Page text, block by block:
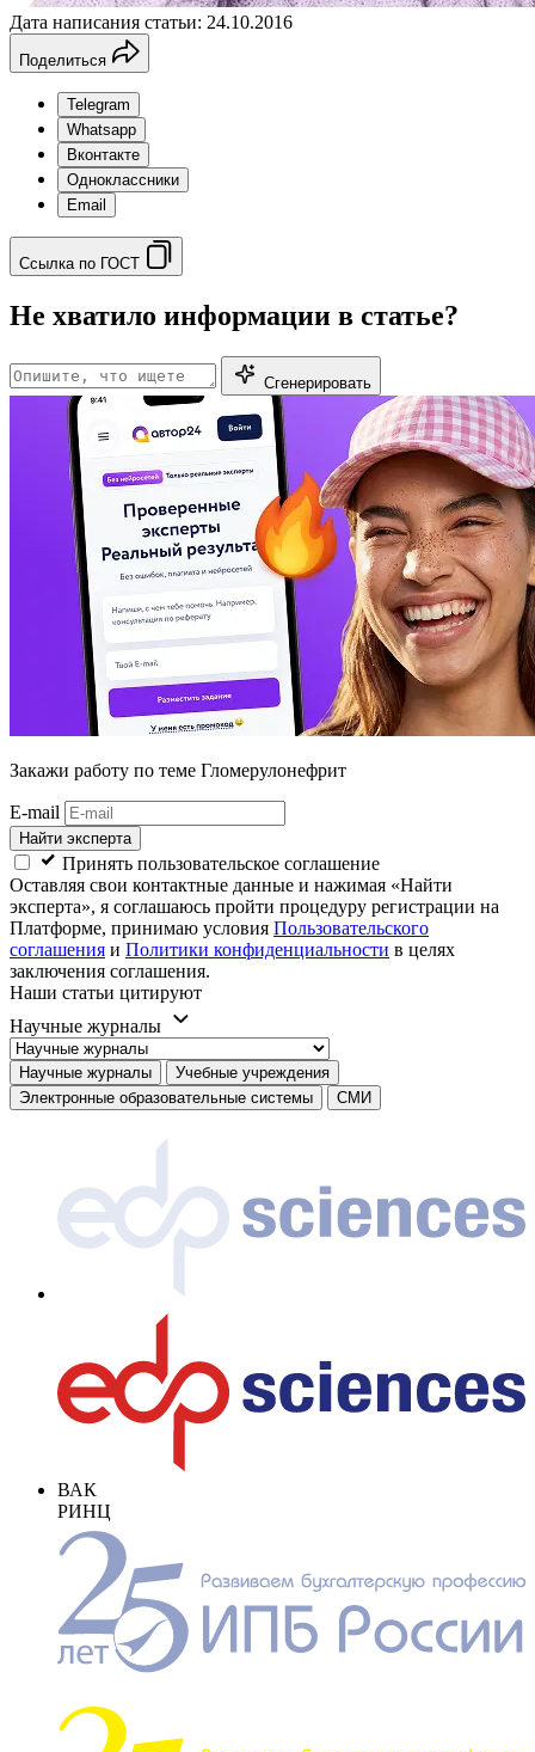
Дата написания статьи: 24.10.2016
Поделиться
Telegram
Whatsapp
Вконтакте
Одноклассники
Email
Ссылка по ГОСТ
Не хватило информации в статье?
Сгенерировать
Закажи работу по теме Гломерулонефрит
E-mail
Найти эксперта
Принять пользовательское соглашение
Оставляя свои контактные данные и нажимая «Найти
эксперта», я соглашаюсь пройти процедуру регистрации на
Платформе, принимаю условия Пользовательского
соглашения и Политики конфиденциальности в целях
заключения соглашения.
Наши статьи цитируют
Научные журналы
Научные журналы
Учебные учреждения
Электронные образовательные системы
СМИ
ВАК
РИНЦ